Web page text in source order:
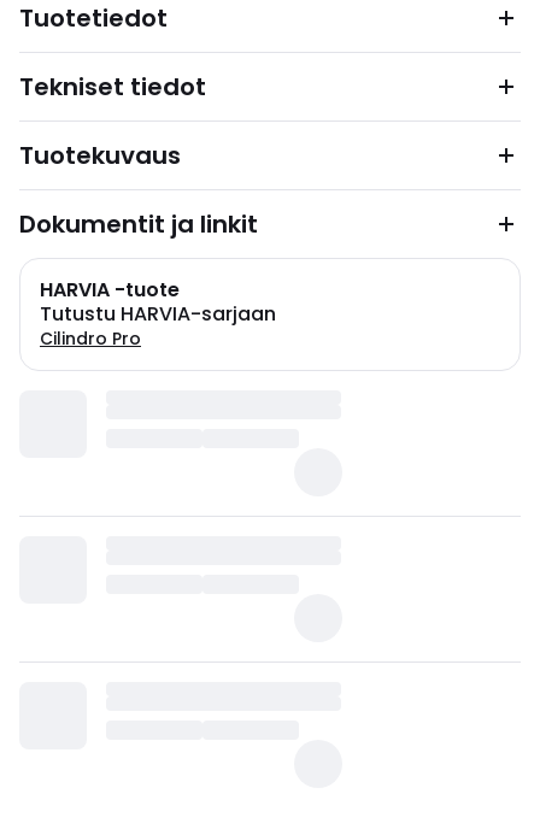
Tuotetiedot
Tekniset tiedot
Tuotekuvaus
Dokumentit ja linkit
HARVIA -tuote
Tutustu HARVIA-sarjaan
Cilindro Pro